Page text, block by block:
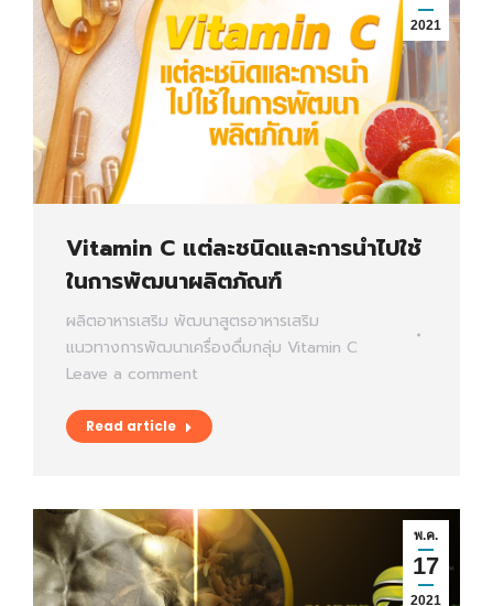
2021
Vitamin C แต่ละชนิดและการนำไปใช้
ในการพัฒนาผลิตภัณฑ์
ผลิตอาหารเสริม พัฒนาสูตรอาหารเสริม
แนวทางการพัฒนาเครื่องดื่มกลุ่ม Vitamin C
Leave a comment
Read article
พ.ค.
17
2021